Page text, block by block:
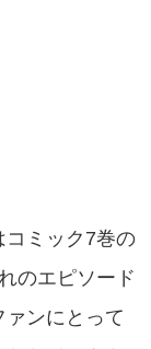
コミック7巻の
のエピソード
ァンにとって